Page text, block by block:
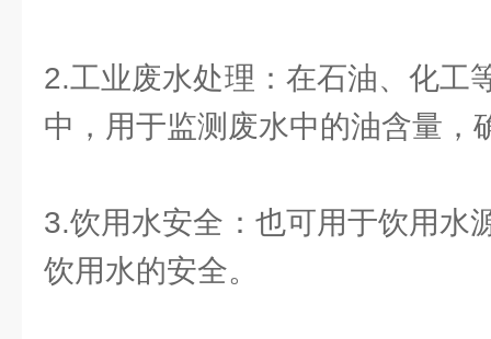
2.工业废水处理：在石油、化工
中，用于监测废水中的油含量，
3.饮用水安全：也可用于饮用水
饮用水的安全。